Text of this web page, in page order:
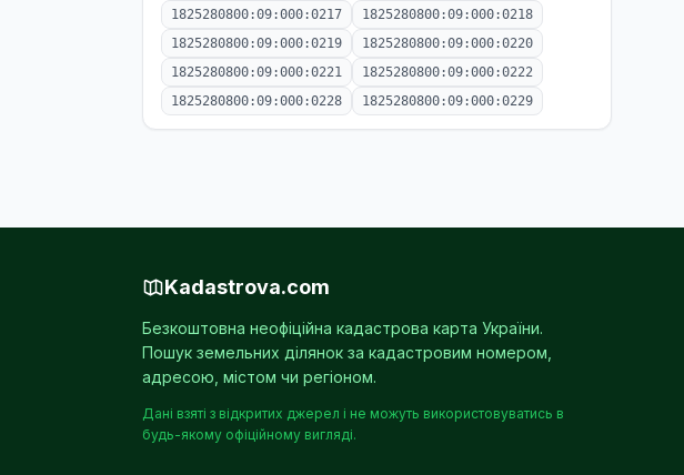
1825280800:09:000:0217
1825280800:09:000:0218
1825280800:09:000:0219
1825280800:09:000:0220
1825280800:09:000:0221
1825280800:09:000:0222
1825280800:09:000:0228
1825280800:09:000:0229
Kadastrova.com
Безкоштовна неофіційна кадастрова карта України.
Пошук земельних ділянок за кадастровим номером,
адресою, містом чи регіоном.
Дані взяті з відкритих джерел і не можуть використовуватись в
будь-якому офіційному вигляді.